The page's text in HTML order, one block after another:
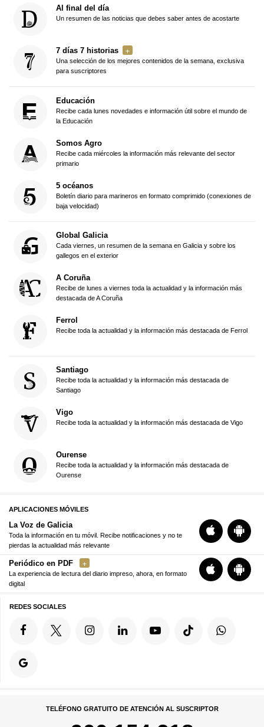
Al final del día
Un resumen de las noticias que debes saber antes de acostarte
7 días 7 historias
Una selección de los mejores contenidos de la semana, exclusiva
para suscriptores
Educación
Recibe cada lunes novedades e información útil sobre el mundo de
la Educación
Somos Agro
Recibe cada miércoles la información más relevante del sector
primario
5 océanos
Boletín diario para marineros en formato comprimido (conexiones de
baja velocidad)
Global Galicia
Cada viernes, un resumen de la semana en Galicia y sobre los
gallegos en el exterior
A Coruña
Recibe de lunes a viernes toda la actualidad y la información más
destacada de A Coruña
Ferrol
Recibe toda la actualidad y la información más destacada de Ferrol
Santiago
Recibe toda la actualidad y la información más destacada de
Santiago
Vigo
Recibe toda la actualidad y la información más destacada de Vigo
Ourense
Recibe toda la actualidad y la información más destacada de
Ourense
APLICACIONES MÓVILES
La Voz de Galicia
Toda la información en tu móvil. Recibe notificaciones y no te
pierdas la actualidad más relevante
Periódico en PDF
La experiencia de lectura del diario impreso, ahora, en formato
digital
REDES SOCIALES
TELÉFONO GRATUITO DE ATENCIÓN AL SUSCRIPTOR